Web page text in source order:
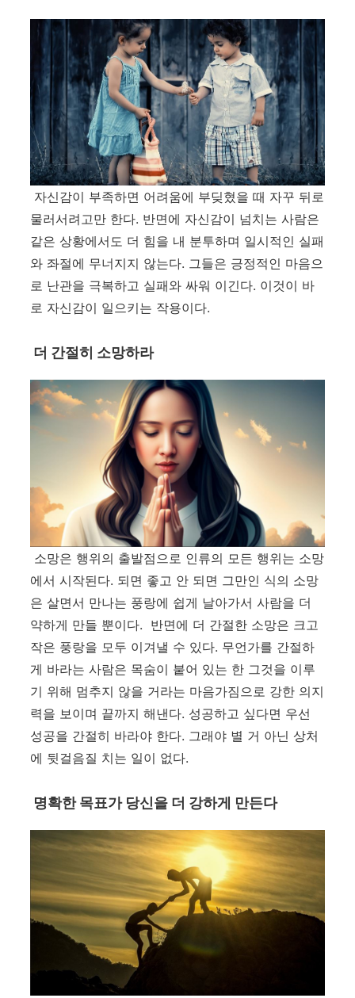
자신감이 부족하면 어려움에 부딪혔을 때 자꾸 뒤로
물러서려고만 한다. 반면에 자신감이 넘치는 사람은
같은 상황에서도 더 힘을 내 분투하며 일시적인 실패
와 좌절에 무너지지 않는다. 그들은 긍정적인 마음으
로 난관을 극복하고 실패와 싸워 이긴다. 이것이 바
로 자신감이 일으키는 작용이다.
더 간절히 소망하라
소망은 행위의 출발점으로 인류의 모든 행위는 소망
에서 시작된다. 되면 좋고 안 되면 그만인 식의 소망
은 살면서 만나는 풍랑에 쉽게 날아가서 사람을 더
약하게 만들 뿐이다. 반면에 더 간절한 소망은 크고
작은 풍랑을 모두 이겨낼 수 있다. 무언가를 간절하
게 바라는 사람은 목숨이 붙어 있는 한 그것을 이루
기 위해 멈추지 않을 거라는 마음가짐으로 강한 의지
력을 보이며 끝까지 해낸다. 성공하고 싶다면 우선
성공을 간절히 바라야 한다. 그래야 별 거 아닌 상처
에 뒷걸음질 치는 일이 없다.
명확한 목표가 당신을 더 강하게 만든다